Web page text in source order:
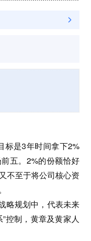
标是3年时间拿下2%
五。2%的份额恰好
不至于将公司核心资
略规划中，代表未来
控制，黄章及黄家人